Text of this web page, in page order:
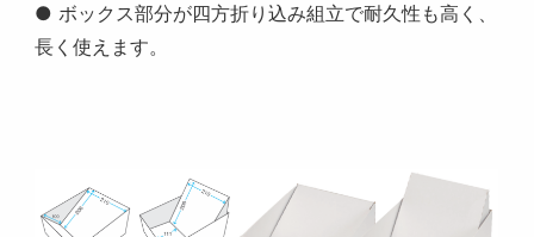
● ボックス部分が四方折り込み組立で耐久性も高く、
長く使えます。